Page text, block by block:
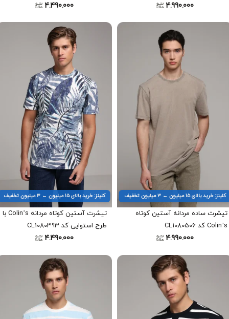
4.990.000
4.490.000
کلینز: خرید بالای ۱۵ میلیون ← ۳ میلیون تخفیف
تیشرت ساده مردانه آستین کوتاه
Colin’s کد CL1080506
4.990.000
کلینز: خرید بالای ۱۵ میلیون ← ۳ میلیون تخفیف
تیشرت آستین کوتاه مردانه Colin’s با
طرح استوایی کد CL1080393
4.490.000